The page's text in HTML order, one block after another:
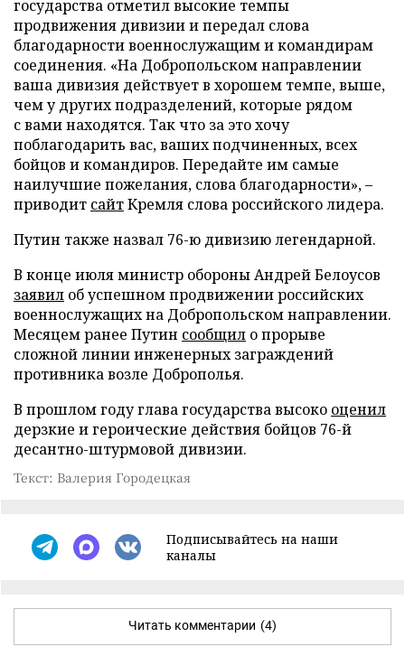
государства отметил высокие темпы
продвижения дивизии и передал слова
благодарности военнослужащим и командирам
соединения. «На Добропольском направлении
ваша дивизия действует в хорошем темпе, выше,
чем у других подразделений, которые рядом
с вами находятся. Так что за это хочу
поблагодарить вас, ваших подчиненных, всех
бойцов и командиров. Передайте им самые
наилучшие пожелания, слова благодарности», –
приводит сайтКремля слова российского лидера.
Путин также назвал 76-ю дивизию легендарной.
В конце июля министр обороны Андрей Белоусов
заявил об успешном продвижении российских
военнослужащих на Добропольском направлении.
Месяцем ранее Путин сообщил о прорыве
сложной линии инженерных заграждений
противника возле Доброполья.
В прошлом году глава государства высоко оценил
дерзкие и героические действия бойцов 76-й
десантно-штурмовой дивизии.
Текст: Валерия Городецкая
Подписывайтесь на наши
каналы
Читать комментарии (4)